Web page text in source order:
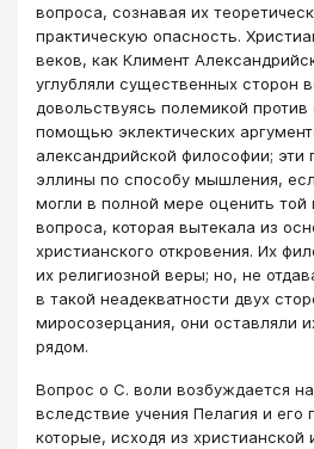
вопроса, сознавая их
практическую опасность.
веков, как Климент
углубляли существенных сторон
довольствуясь полемикой
помощью эклектических
александрийской философии; эти
эллины по способу мышления,
могли в полной мере оценить той
вопроса, которая вытекала из
христианского откровения. Их
их религиозной веры; но, не
в такой неадекватности двух
миросозерцания, они оставляли
рядом.
Вопрос о С. воли возбуждается
вследствие учения Пелагия и его
которые, исходя из христианской